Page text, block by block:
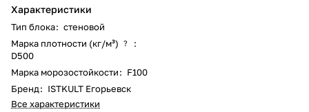
Характеристики
Тип блока: стеновой
Марка плотности (кг/м³)
?
:
D500
Марка морозостойкости: F100
Бренд: ISTKULT Егорьевск
Все характеристики